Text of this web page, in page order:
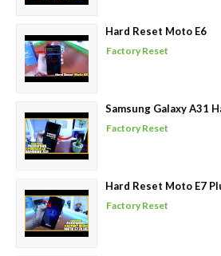
Hard Reset Moto E6
Factory Reset
Samsung Galaxy A31
Factory Reset
Hard Reset Moto E7
Factory Reset